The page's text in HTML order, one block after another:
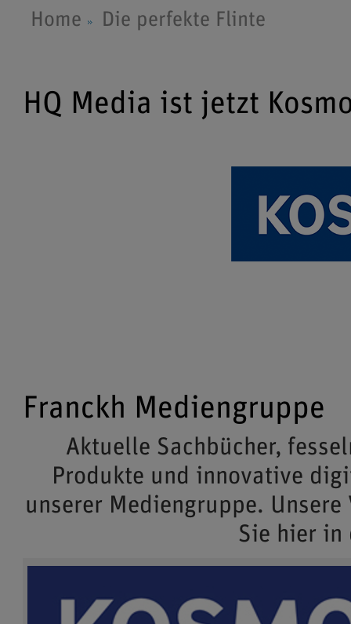
Home Die perfekte Flinte
HQ Media ist jetzt
Franckh Mediengruppe
Aktuelle Sachbücher,
Produkte und innovative
unserer Mediengruppe.
Sie hier in